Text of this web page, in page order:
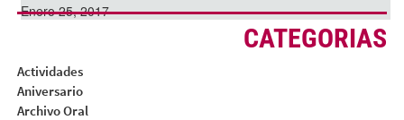
Enero 25, 2017
CATEGORIAS
Actividades
Aniversario
Archivo Oral